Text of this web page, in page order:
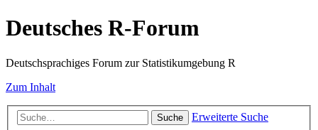
Deutsches R-Forum
Deutschsprachiges Forum zur Statistikumgebung R
Zum Inhalt
Suche Erweiterte Suche